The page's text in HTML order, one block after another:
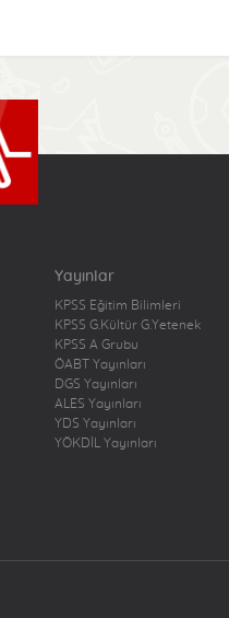
Yayınlar
KPSS Eğitim Bilimleri
KPSS G.Kültür G.Yetenek
KPSS A Grubu
ÖABT Yayınları
DGS Yayınları
ALES Yayınları
YDS Yayınları
YÖKDİL Yayınları